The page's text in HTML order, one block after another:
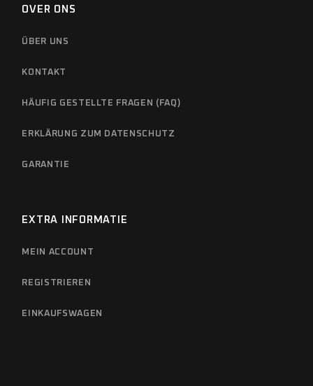
OVER ONS
ÜBER UNS
KONTAKT
HÄUFIG GESTELLTE FRAGEN (FAQ)
ERKLÄRUNG ZUM DATENSCHUTZ
GARANTIE
EXTRA INFORMATIE
MEIN ACCOUNT
REGISTRIEREN
EINKAUFSWAGEN